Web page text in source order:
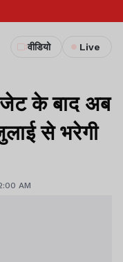
वीडियो Live
के बाद अब
से भरेगी
AM